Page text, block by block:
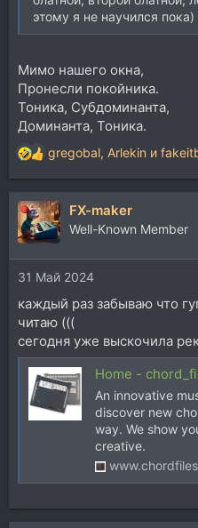
этому я не научился пока)
Мимо нашего окна,
Пронесли покойника.
Тоника, Субдоминанта,
Доминанта, Тоника.
Р
е
а
к
ц
и
и
:
gregobal, Arlekin и
FX-maker
Well-Known Member
31 Май 2024
каждый раз забываю что
читаю (((
сегодня уже выскочила
Home -
An innovative
discover new
way. We show
creative.